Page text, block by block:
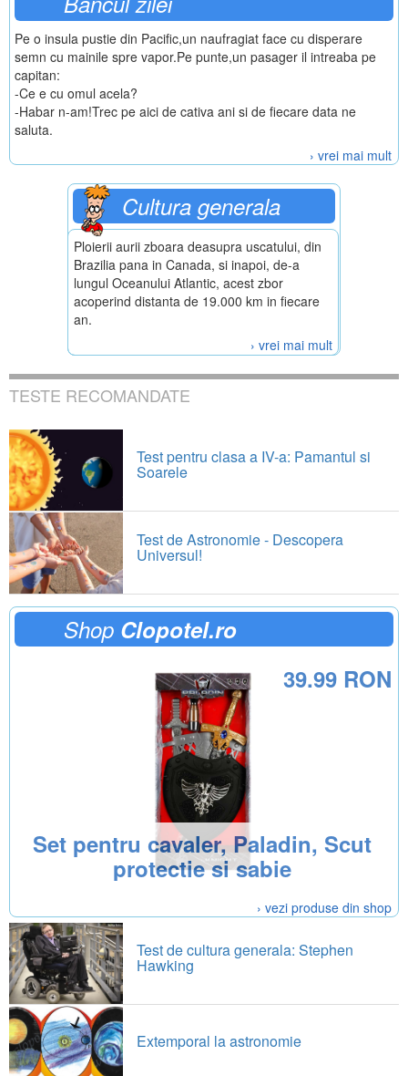
Pe o insula pustie din Pacific,un naufragiat face cu disperare
semn cu mainile spre vapor.Pe punte,un pasager il intreaba pe
capitan:
-Ce e cu omul acela?
-Habar n-am!Trec pe aici de cativa ani si de fiecare data ne
saluta.
› vrei mai mult
Cultura generala
Ploierii aurii zboara deasupra uscatului, din
Brazilia pana in Canada, si inapoi, de-a
lungul Oceanului Atlantic, acest zbor
acoperind distanta de 19.000 km in fiecare
an.
› vrei mai mult
TESTE RECOMANDATE
Test pentru clasa a IV-a: Pamantul si
Soarele
Test de Astronomie - Descopera
Universul!
Shop Clopotel.ro
Set pentru cavaler, Paladin, Scut
protectie si sabie
39.99 RON
› vezi produse din shop
Test de cultura generala: Stephen
Hawking
Extemporal la astronomie